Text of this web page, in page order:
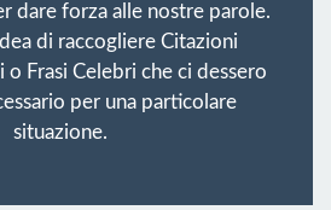
dare forza alle nostre parole.
di raccogliere Citazioni
Frasi Celebri che ci dessero
per una particolare
situazione.